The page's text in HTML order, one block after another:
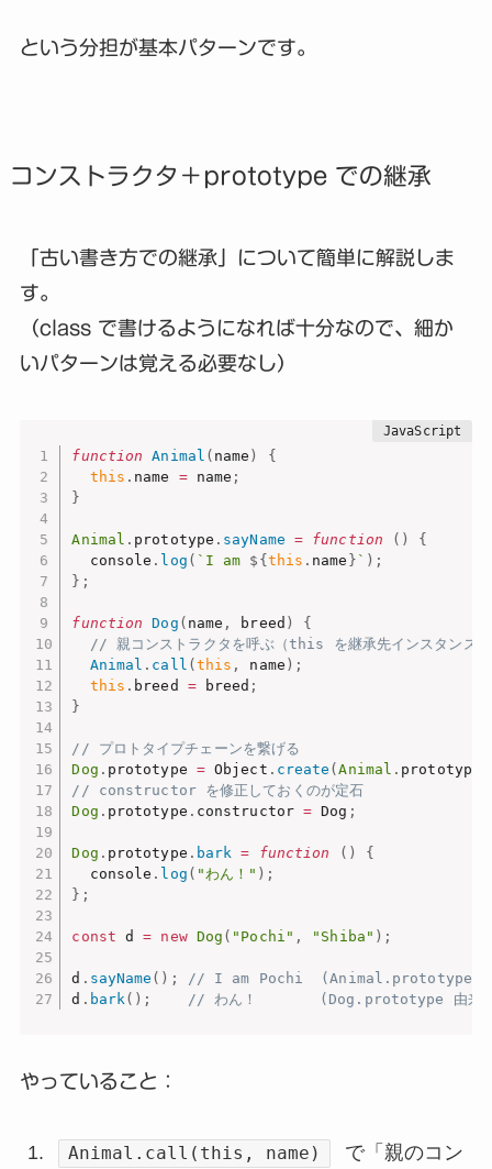
という分担が基本パターンです。
コンストラクタ＋prototype での継承
「古い書き方での継承」について簡単に解説しま
す。
（class で書けるようになれば十分なので、細か
いパターンは覚える必要なし）
function Animal ( name )
{
this . name = name ;
}
Animal . prototype . sayName = function ( )
{
  console
. log ( `I am ${ this . name } ` ) ;
} ;
function Dog ( name , breed )
{
// 親コンストラクタを呼ぶ（this を継承先インスタンスに
Animal . call ( this , name ) ;
this . breed = breed ;
}
// プロトタイプチェーンを繋げる
Dog . prototype = Object . create (Animal . prototype
// constructor を修正しておくのが定石
Dog . prototype . constructor = Dog ;
Dog . prototype . bark = function ( )
{
  console
. log ( "わん！" ) ;
} ;
const d = new Dog ( "Pochi" , "Shiba" ) ;
d . sayName ( ) ;
// I am Pochi  (Animal.prototype
d . bark( ) ; // わん！       (Dog.prototype 由来)
やっていること：
Animal.call(this, name)
で「親のコン